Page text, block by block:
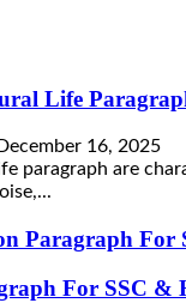
Life
December 16, 2025
paragraph are
Paragraph For
For SSC &